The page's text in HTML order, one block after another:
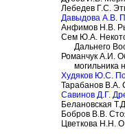
Лебедев Г.С.
Давыдова А.В.
Анфимов Н.В.
Сем Ю.А.
Дальнего
Романчук А.И.
могильника
Худяков Ю.С.
Тарабанов В.А.
Савинов Д.Г.
Белановская
Бобров В.В.
Цветкова Н.Н.